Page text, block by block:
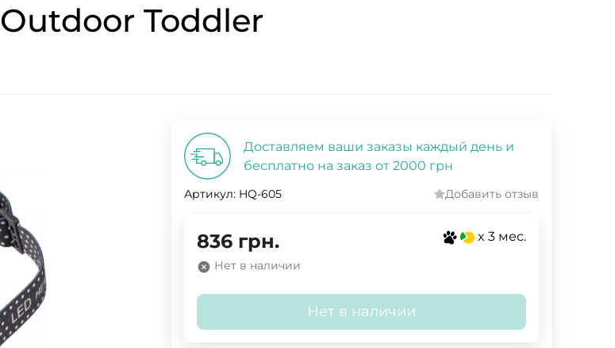
Toddler
Доставляем ваши заказы каждый день и
бесплатно на заказ от 2000 грн
Артикул: HQ-605 Добавить отзыв
836 грн. x 3 мес.
Нет в наличии
Нет в наличии